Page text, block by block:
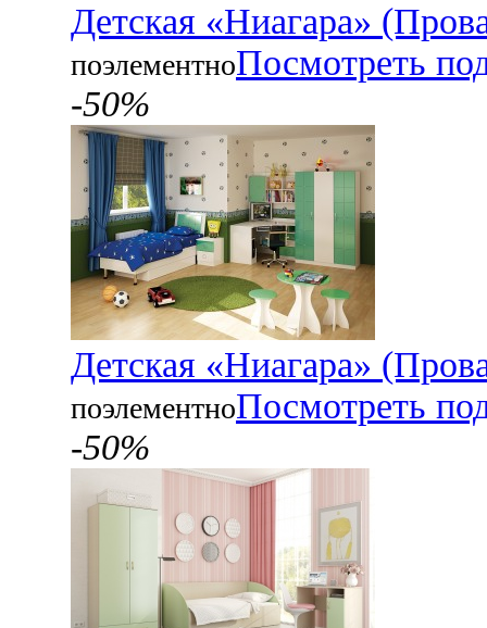
Детская «Ниагара»
поэлементноПосмотреть
-50%
Детская «Ниагара»
поэлементноПосмотреть
-50%